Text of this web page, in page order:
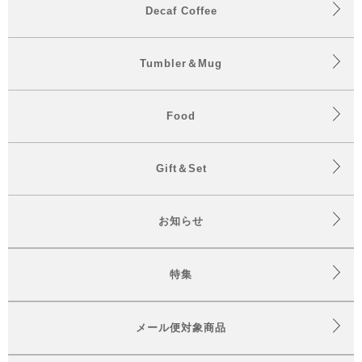
Decaf Coffee
Tumbler＆Mug
Food
Gift＆Set
お知らせ
特集
メール便対象商品